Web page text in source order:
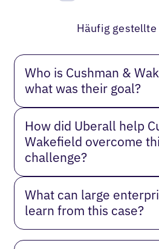
Häufig gestellte
Who is Cushman &
what was their goal?
How did Uberall help
Wakefield overcome
challenge?
What can large
learn from this case?